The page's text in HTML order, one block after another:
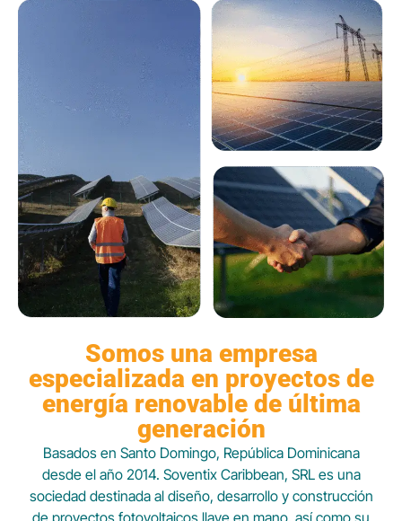
Somos una empresa
especializada en proyectos de
energía renovable de última
generación
Basados en Santo Domingo, República Dominicana
desde el año 2014. Soventix Caribbean, SRL es una
sociedad destinada al diseño, desarrollo y construcción